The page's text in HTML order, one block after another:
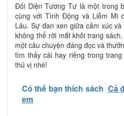
Đối Diện Tương Tư là một trong
cùng với Tình Động và Liễm Mi
Lâu. Sự đan xen giữa cảm xúc
không thể rời mắt khỏi trang
một câu chuyện đáng đọc và
tìm thấy cái hay riêng trong
thú vị nhé!
Có thể bạn thích sách Cả
em